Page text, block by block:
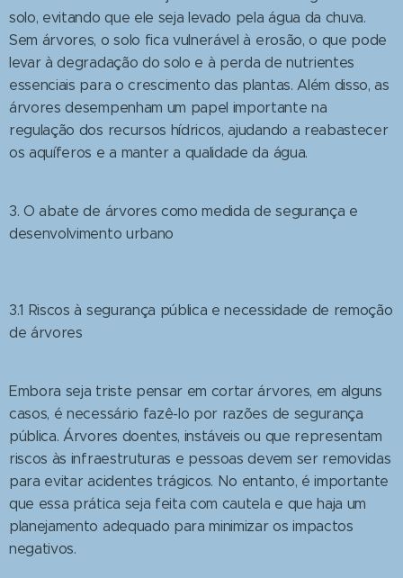
solo, evitando que ele seja levado pela água da chuva.
Sem árvores, o solo fica vulnerável à erosão, o que pode
levar à degradação do solo e à perda de nutrientes
essenciais para o crescimento das plantas. Além disso, as
árvores desempenham um papel importante na
regulação dos recursos hídricos, ajudando a reabastecer
os aquíferos e a manter a qualidade da água.
3. O abate de árvores como medida de segurança e
desenvolvimento urbano
3.1 Riscos à segurança pública e necessidade de remoção
de árvores
Embora seja triste pensar em cortar árvores, em alguns
casos, é necessário fazê-lo por razões de segurança
pública. Árvores doentes, instáveis ou que representam
riscos às infraestruturas e pessoas devem ser removidas
para evitar acidentes trágicos. No entanto, é importante
que essa prática seja feita com cautela e que haja um
planejamento adequado para minimizar os impactos
negativos.